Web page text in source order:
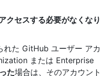
クセスする必要がなくなり
れた GitHub ユーザー アカ
または Enterprise
た場合は、そのアカウント